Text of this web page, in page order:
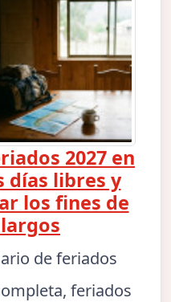
2027 en
días libres y
los fines de
de feriados
feriados